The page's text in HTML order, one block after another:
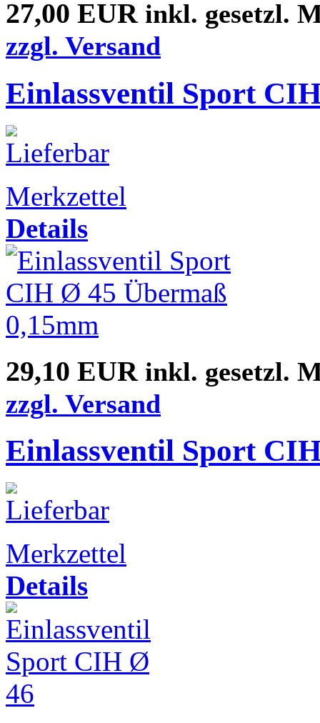
27,00 EUR inkl. gesetzl.
zzgl. Versand
Einlassventil Sport
Merkzettel
Details
29,10 EUR inkl. gesetzl.
zzgl. Versand
Einlassventil Sport
Merkzettel
Details